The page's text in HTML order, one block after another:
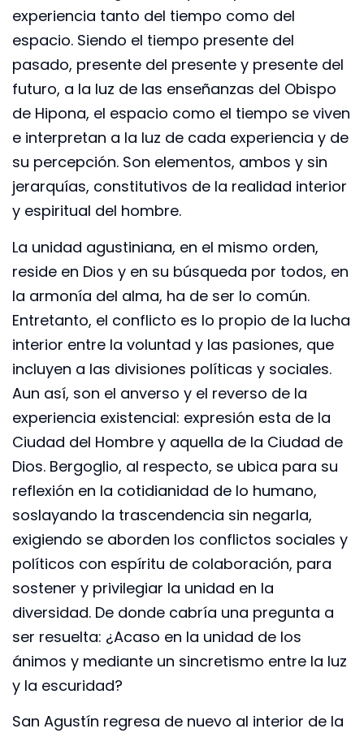
experiencia tanto del tiempo como del
espacio. Siendo el tiempo presente del
pasado, presente del presente y presente del
futuro, a la luz de las enseñanzas del Obispo
de Hipona, el espacio como el tiempo se viven
e interpretan a la luz de cada experiencia y de
su percepción. Son elementos, ambos y sin
jerarquías, constitutivos de la realidad interior
y espiritual del hombre.
La unidad agustiniana, en el mismo orden,
reside en Dios y en su búsqueda por todos, en
la armonía del alma, ha de ser lo común.
Entretanto, el conflicto es lo propio de la lucha
interior entre la voluntad y las pasiones, que
incluyen a las divisiones políticas y sociales.
Aun así, son el anverso y el reverso de la
experiencia existencial: expresión esta de la
Ciudad del Hombre y aquella de la Ciudad de
Dios. Bergoglio, al respecto, se ubica para su
reflexión en la cotidianidad de lo humano,
soslayando la trascendencia sin negarla,
exigiendo se aborden los conflictos sociales y
políticos con espíritu de colaboración, para
sostener y privilegiar la unidad en la
diversidad. De donde cabría una pregunta a
ser resuelta: ¿Acaso en la unidad de los
ánimos y mediante un sincretismo entre la luz
y la escuridad?
San Agustín regresa de nuevo al interior de la